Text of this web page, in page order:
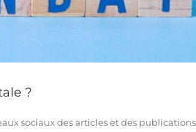
?
sociaux des articles et des